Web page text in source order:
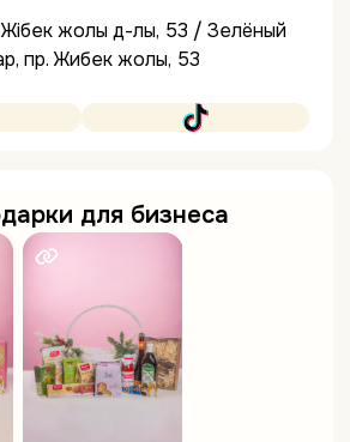
Жібек жолы д-лы, 53 / Зелёный
пр. Жибек жолы, 53
для бизнеса